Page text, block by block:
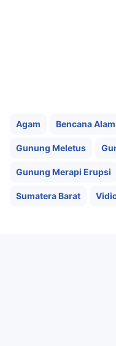
Agam Bencana Alam
Gunung Meletus
Gunung Merapi Erupsi
Sumatera Barat